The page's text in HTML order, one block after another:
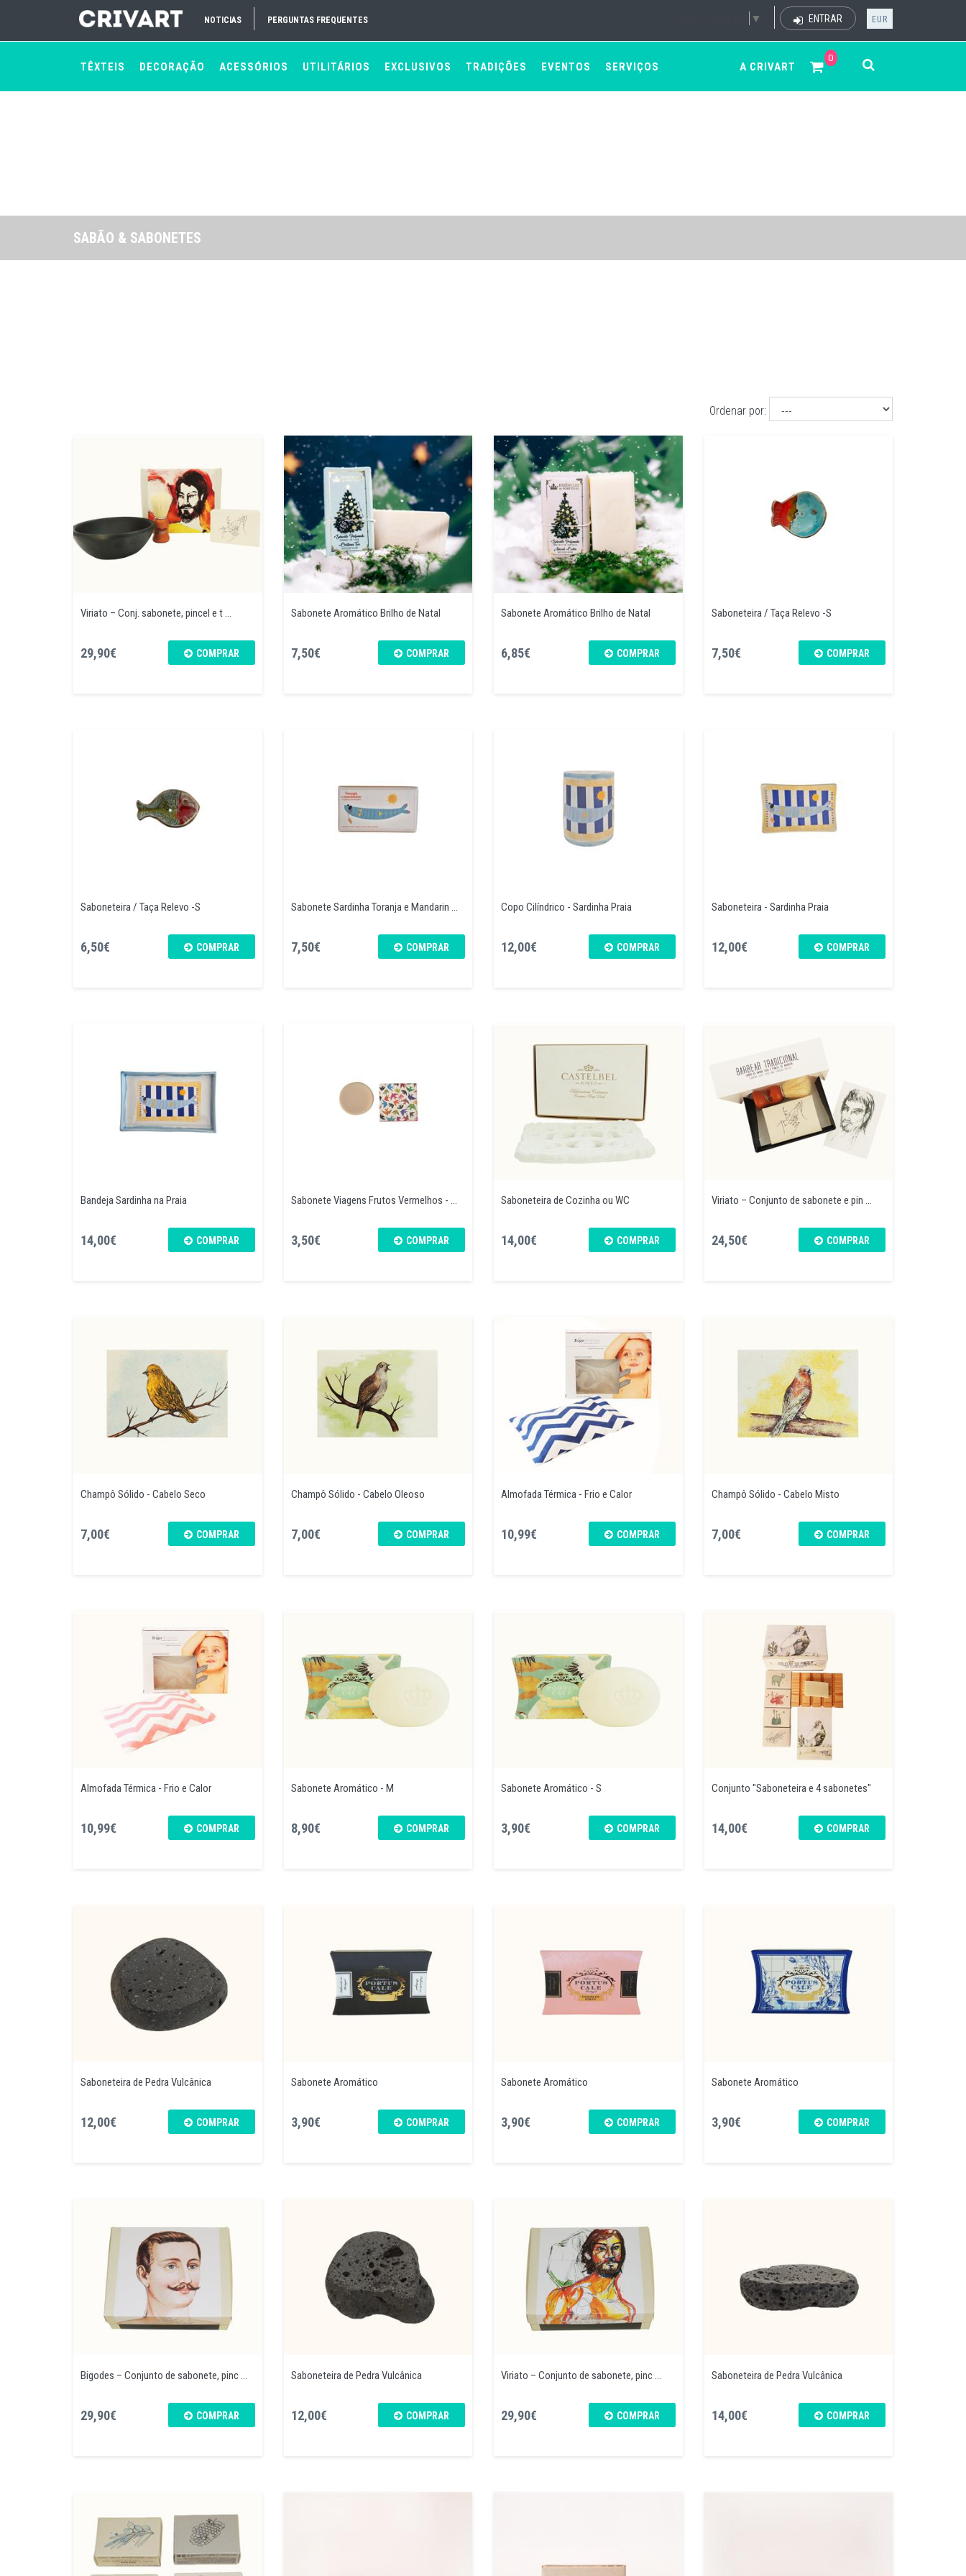
NOTICIAS PERGUNTAS FREQUENTES ▼ ENTRAR EUR
TÊXTEIS DECORAÇÃO ACESSÓRIOS UTILITÁRIOS EXCLUSIVOS TRADIÇÕES EVENTOS SERVIÇOS
0
A CRIVART
SABÃO & SABONETES
Ordenar por:
Viriato – Conj. sabonete, pincel e t ...
29,90€ COMPRAR
Sabonete Aromático Brilho de Natal
7,50€ COMPRAR
Sabonete Aromático Brilho de Natal
6,85€ COMPRAR
Saboneteira / Taça Relevo -S
7,50€ COMPRAR
Saboneteira / Taça Relevo -S
6,50€ COMPRAR
Sabonete Sardinha Toranja e Mandarin ...
7,50€ COMPRAR
Copo Cilíndrico - Sardinha Praia
12,00€ COMPRAR
Saboneteira - Sardinha Praia
12,00€ COMPRAR
Bandeja Sardinha na Praia
14,00€ COMPRAR
Sabonete Viagens Frutos Vermelhos - ...
3,50€ COMPRAR
Saboneteira de Cozinha ou WC
14,00€ COMPRAR
Viriato – Conjunto de sabonete e pin ...
24,50€ COMPRAR
Champô Sólido - Cabelo Seco
7,00€ COMPRAR
Champô Sólido - Cabelo Oleoso
7,00€ COMPRAR
Almofada Térmica - Frio e Calor
10,99€ COMPRAR
Champô Sólido - Cabelo Misto
7,00€ COMPRAR
Almofada Térmica - Frio e Calor
10,99€ COMPRAR
Sabonete Aromático - M
8,90€ COMPRAR
Sabonete Aromático - S
3,90€ COMPRAR
Conjunto "Saboneteira e 4 sabonetes"
14,00€ COMPRAR
Saboneteira de Pedra Vulcânica
12,00€ COMPRAR
Sabonete Aromático
3,90€ COMPRAR
Sabonete Aromático
3,90€ COMPRAR
Sabonete Aromático
3,90€ COMPRAR
Bigodes – Conjunto de sabonete, pinc ...
29,90€ COMPRAR
Saboneteira de Pedra Vulcânica
12,00€ COMPRAR
Viriato – Conjunto de sabonete, pinc ...
29,90€ COMPRAR
Saboneteira de Pedra Vulcânica
14,00€ COMPRAR